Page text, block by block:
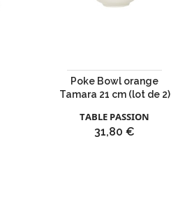
Poke Bowl orange
Tamara 21 cm (lot de 2)
TABLE PASSION
Prix
31,80 €